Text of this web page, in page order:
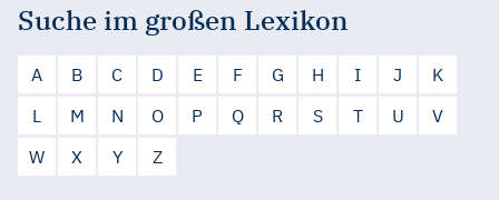
Suche im großen Lexikon
A B C D E F G H I J
K
L
M N O P Q R S T U
V
W
X Y Z